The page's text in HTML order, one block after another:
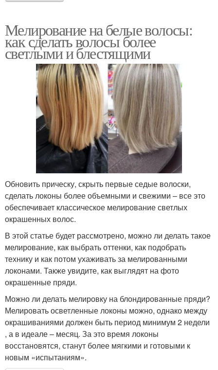
Мелирование на белые волосы:
как сделать волосы более
светлыми и блестящими
Обновить прическу, скрыть первые седые волоски,
сделать локоны более объемными и свежими – все это
обеспечивает классическое мелирование светлых
окрашенных волос.
В этой статье будет рассмотрено, можно ли делать такое
мелирование, как выбрать оттенки, как подобрать
технику и как потом ухаживать за мелированными
локонами. Также увидите, как выглядят на фото
окрашенные пряди.
Можно ли делать мелировку на блондированные пряди?
Мелировать осветленные локоны можно, однако между
окрашиваниями должен быть период минимум 2 недели
, а в идеале – месяц. За это время локоны
восстановятся, станут более мягкими и готовыми к
новым «испытаниям».